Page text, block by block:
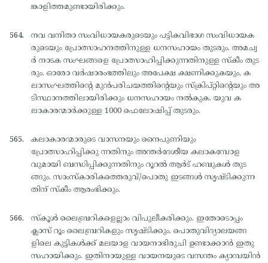
ങ്കാളിത്തമുണ്ടായിരിക്കും.
നവ വനിതാ സംവിധായകരുടെയും പട്ടികവിഭാഗ സംവിധായക
രുടെയും പ്രോത്സാഹനത്തിനുള്ള ധനസഹായം തുടരും. അമച്വ
ര്‍ നാടക സംഘങ്ങളെ പ്രോത്സാഹിപ്പിക്കുന്നതിനുള്ള സ്കീം തുട
രും. ഓരോ വര്‍ഷാരംഭത്തിലും അപേക്ഷ ക്ഷണിക്കുകയും, ക
ലാസംഘത്തിന്റെ മുന്‍പരിചയത്തിന്റെയും സ്ക്രിപ്റ്റിന്റെയും അ
ടിസ്ഥാനത്തിലായിരിക്കും ധനസഹായം നല്‍കുക. യുവ ക
ലാകാരന്മാര്‍ക്കുള്ള 1000 ഫെലോഷിപ്പ് തുടരും.
കലാകാരന്മാരുടെ വാസനയും നൈപുണിയും
പ്രോത്സാഹിപ്പിക്കു ന്നതിനും അന്തര്‍ദേശീയ കലാകമ്പോള
വുമായി ബന്ധിപ്പിക്കുന്നതിനും റൂറല്‍ ആര്‍ട് ഹബുകള്‍ തുട
ങ്ങും. സാംസ്കാരികത്തെരുവ്/പൊതു ഇടങ്ങള്‍ സൃഷ്ടിക്കുന്ന
തിന് സ്കീം ആരംഭിക്കും.
സ്കൂള്‍ ലൈബ്രറികളെല്ലാം വിപുലീകരിക്കും. ഇതോടൊപ്പം
ക്ലാസ് റൂം ലൈബ്രറികളും സൃഷ്ടിക്കും. പൊതുവിദ്യാലയങ്ങ
ളിലെ കുട്ടികള്‍ക്ക് മലയാള വായനാഭിരുചി ഉണ്ടാക്കാന്‍ ഇതു
സഹായിക്കും. ഇതിനായുള്ള വായനയുടെ വസന്തം ക്യാമ്പയിന്‍